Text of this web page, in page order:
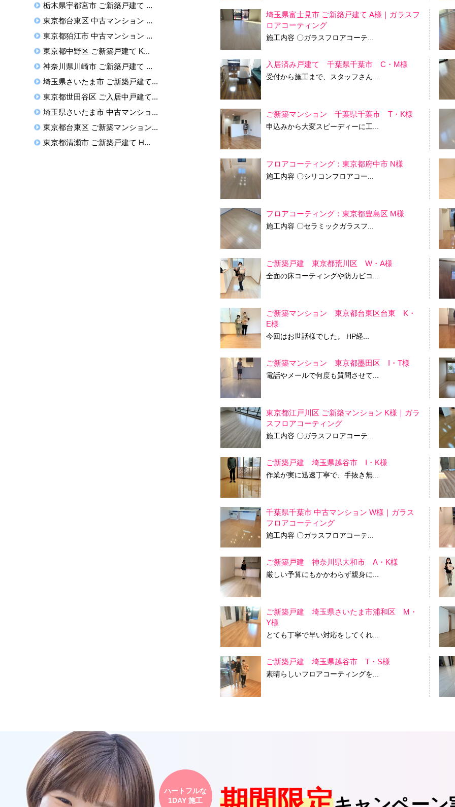
埼玉県富士見市 ご新築戸建て A様｜ガラスフ
ロアコーティング
施工内容 〇ガラスフロアコーテ...
入居済み戸建て 千葉県千葉市 C・M様
受付から施工まで、スタッフさん...
ご新築マンション 千葉県千葉市 T・K様
申込みから大変スピーディーに工...
フロアコーティング：東京都府中市 N様
施工内容 〇シリコンフロアコー...
フロアコーティング：東京都豊島区 M様
施工内容 〇セラミックガラスフ...
ご新築戸建 東京都荒川区 W・A様
全面の床コーティングや防カビコ...
ご新築マンション 東京都台東区台東 K・
E様
今回はお世話様でした。 HP経...
ご新築マンション 東京都墨田区 I・T様
電話やメールで何度も質問させて...
東京都江戸川区 ご新築マンション K様｜ガラ
スフロアコーティング
施工内容 〇ガラスフロアコーテ...
ご新築戸建 埼玉県越谷市 I・K様
作業が実に迅速丁寧で、手抜き無...
千葉県千葉市 中古マンション W様｜ガラス
フロアコーティング
施工内容 〇ガラスフロアコーテ...
ご新築戸建 神奈川県大和市 A・K様
厳しい予算にもかかわらず親身に...
ご新築戸建 埼玉県さいたま市浦和区 M・
Y様
とても丁寧で早い対応をしてくれ...
ご新築戸建 埼玉県越谷市 T・S様
素晴らしいフロアコーティングを...
栃木県宇都宮市 ご新築戸建て ...
東京都台東区 中古マンション ...
東京都狛江市 中古マンション ...
東京都中野区 ご新築戸建て K...
神奈川県川崎市 ご新築戸建て ...
埼玉県さいたま市 ご新築戸建て...
東京都世田谷区 ご入居中戸建て...
埼玉県さいたま市 中古マンショ...
東京都台東区 ご新築マンション...
東京都清瀬市 ご新築戸建て H...
ハートフルな
1DAY 施工